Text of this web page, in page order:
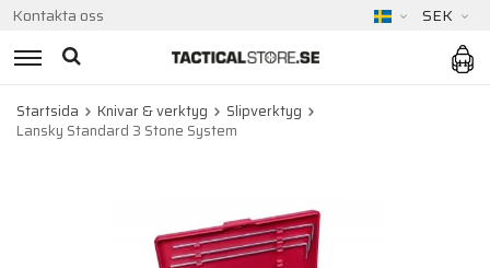
Kontakta oss SEK
Startsida Knivar & verktyg
Slipverktyg
Lansky Standard 3 Stone System